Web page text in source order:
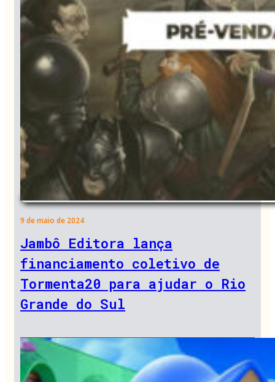
9 de maio de 2024
Jambô Editora lança
financiamento coletivo de
Tormenta20 para ajudar o Rio
Grande do Sul